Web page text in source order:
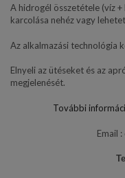
A hidrogél összetétele (víz
karcolása nehéz vagy
Az alkalmazási technológia
Elnyeli az ütéseket és az
megjelenését.
További
Email :